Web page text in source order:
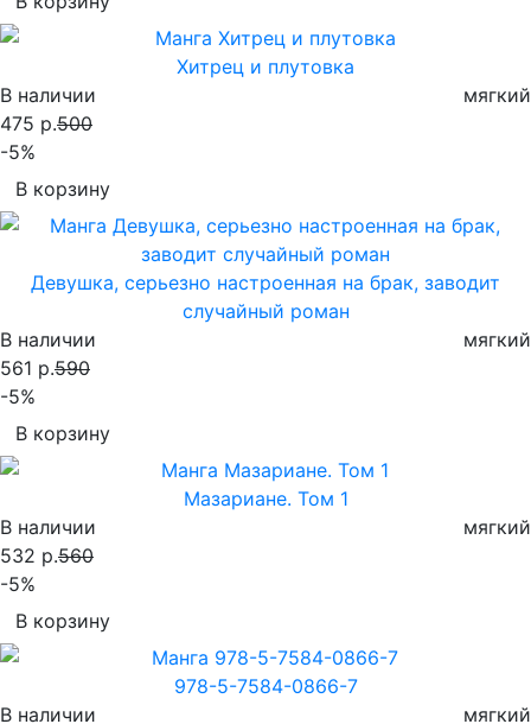
Хитрец и плутовка
В наличии
мягкий
475 р.500
-5%
В корзину
Девушка, серьезно настроенная на брак, заводит
случайный роман
В наличии
мягкий
561 р.590
-5%
В корзину
Мазариане. Том 1
В наличии
мягкий
532 р.560
-5%
В корзину
978-5-7584-0866-7
В наличии
мягкий